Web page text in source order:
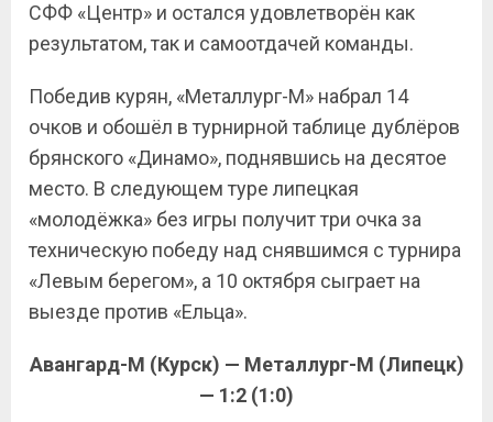
СФФ «Центр» и остался удовлетворён как
результатом, так и самоотдачей команды.
Победив курян, «Металлург-М» набрал 14
очков и обошёл в турнирной таблице дублёров
брянского «Динамо», поднявшись на десятое
место. В следующем туре липецкая
«молодёжка» без игры получит три очка за
техническую победу над снявшимся с турнира
«Левым берегом», а 10 октября сыграет на
выезде против «Ельца».
Авангард-М (Курск) — Металлург-М (Липецк)
— 1:2 (1:0)